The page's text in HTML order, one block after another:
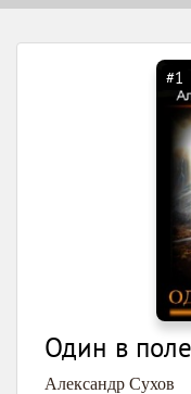
#1
Один в поле
Александр Сухов